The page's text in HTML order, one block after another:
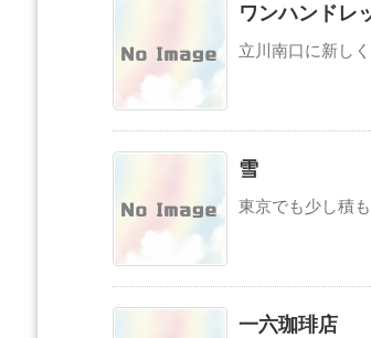
ワンハンドレ
立川南口に新し
雪
東京でも少し積
一六珈琲店